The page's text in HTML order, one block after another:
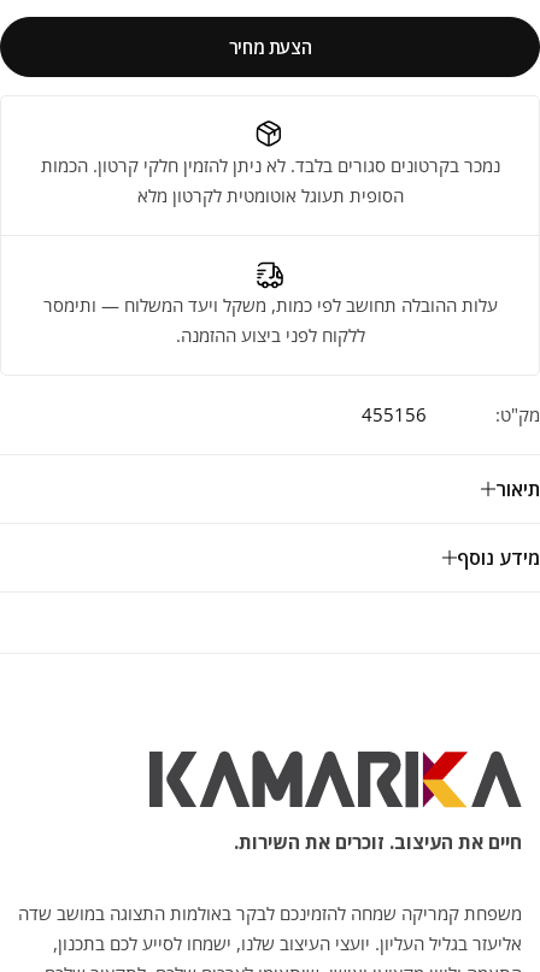
הצעת מחיר
נמכר בקרטונים סגורים בלבד. לא ניתן להזמין חלקי קרטון. הכמות
הסופית תעוגל אוטומטית לקרטון מלא
עלות ההובלה תחושב לפי כמות, משקל ויעד המשלוח — ותימסר
ללקוח לפני ביצוע ההזמנה.
מק"ט: 455156
תיאור
מידע נוסף
חיים את העיצוב. זוכרים את השירות.
משפחת קמריקה שמחה להזמינכם לבקר באולמות התצוגה במושב שדה
אליעזר בגליל העליון. יועצי העיצוב שלנו, ישמחו לסייע לכם בתכנון,